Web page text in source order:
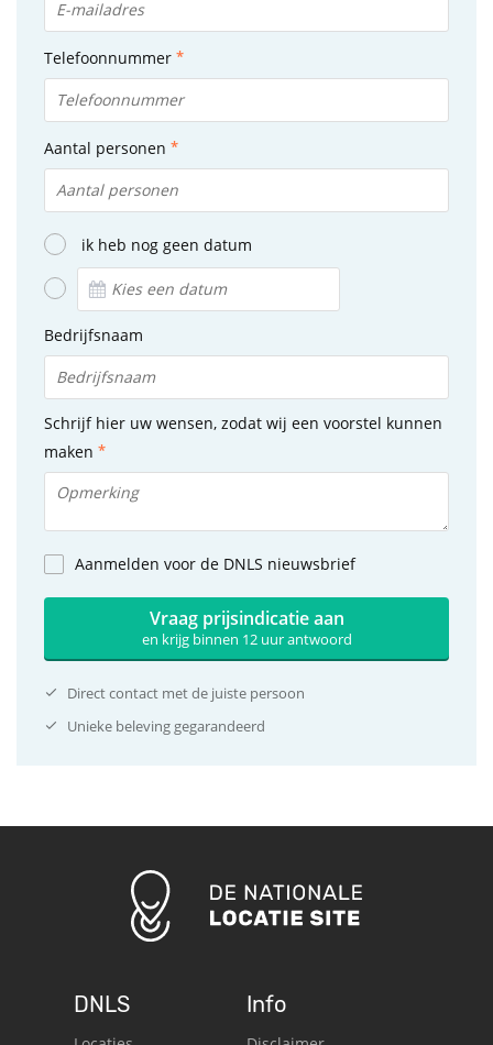
Telefoonnummer
Aantal personen
ik heb nog geen datum
Bedrijfsnaam
Schrijf hier uw wensen, zodat wij een voorstel kunnen
maken
Aanmelden voor de DNLS nieuwsbrief
Vraag prijsindicatie aan
en krijg binnen 12 uur antwoord
Direct contact met de juiste persoon
Unieke beleving gegarandeerd
DNLS Info